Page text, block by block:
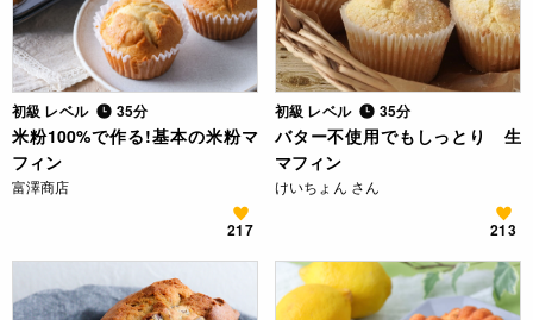
初級 レベル 35分
米粉100%で作る!基本の米粉マ
フィン
富澤商店
217
初級 レベル 35分
バター不使用でもしっとり 生
マフィン
けいちょん さん
213